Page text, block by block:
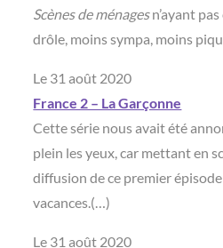
Scènes de ménagesn’ayant
drôle, moins sympa, moins
Le 31 août 2020
France 2 – La Garçonne
Cette série nous avait été
plein les yeux, car mettant en
diffusion de ce premier
vacances.(…)
Le 31 août 2020